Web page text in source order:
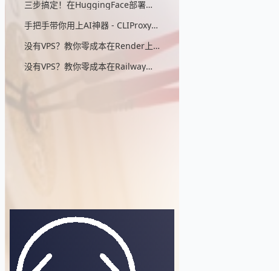
三步搞定！在HuggingFace部署无头浏览器，零成本实现AIStudio反代
手把手带你用上AI神器 - CLIProxyAPI（零：配置详细解说）
没有VPS？教你零成本在Render上部署CLIProxyAPI
没有VPS？教你零成本在Railway上部署CLIProxyAPI